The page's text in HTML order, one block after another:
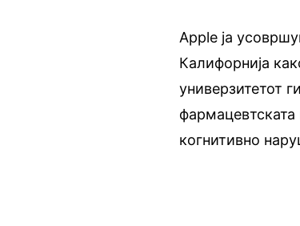
Apple ја
Калифорнија
универзитетот
когнитивно